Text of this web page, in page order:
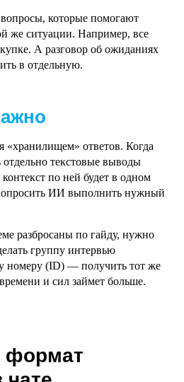
которые помогают
же ситуации. Например, все
А разговор об ожиданиях
в отдельную.
«хранилищем» ответов. Когда
отдельно текстовые выводы
по ней будет в одном
ИИ выполнить нужный
разбросаны по гайду, нужно
группу интервью
номеру (ID) — получить тот же
и сил займет больше.
формат